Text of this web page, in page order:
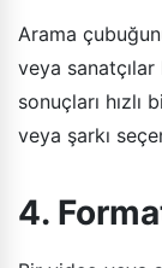
Arama
veya
sonuçları
veya şarkı
4.